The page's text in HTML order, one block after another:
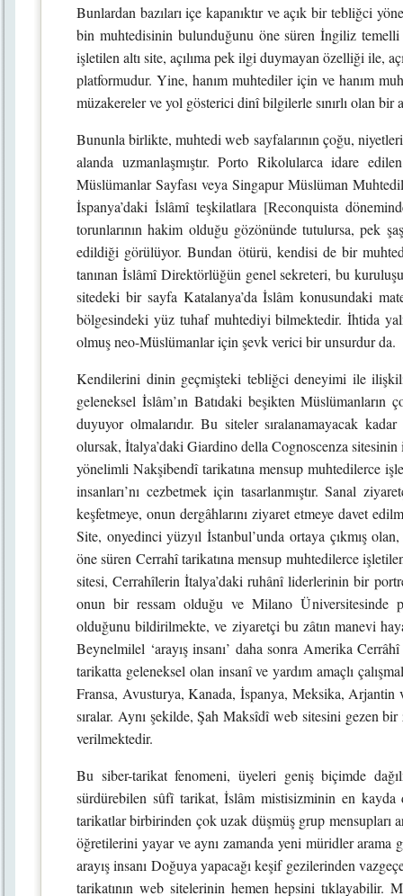
Bunlardan bazıları içe kapanıktır ve açık bir tebliğci
bin muhtedisinin bulunduğunu öne süren İngiliz
işletilen altı site, açılıma pek ilgi duymayan özelliği ile,
platformudur. Yine, hanım muhtediler için ve hanım
müzakereler ve yol gösterici dinî bilgilerle sınırlı olan bir
Bununla birlikte, muhtedi web sayfalarının çoğu,
alanda uzmanlaşmıştır. Porto Rikolularca idare
Müslümanlar Sayfası veya Singapur Müslüman
İspanya’daki İslâmî teşkilatlara [Reconquista
torunlarının hakim olduğu gözönünde tutulursa, pek
edildiği görülüyor. Bundan ötürü, kendisi de bir
tanınan İslâmî Direktörlüğün genel sekreteri, bu
sitedeki bir sayfa Katalanya’da İslâm konusundaki
bölgesindeki yüz tuhaf muhtediyi bilmektedir. İhtida
olmuş neo-Müslümanlar için şevk verici bir unsurdur da.
Kendilerini dinin geçmişteki tebliğci deneyimi ile
geleneksel İslâm’ın Batıdaki beşikten
duyuyor olmalarıdır. Bu siteler sıralanamayacak
olursak, İtalya’daki Giardino della Cognoscenza
yönelimli Nakşibendî tarikatına mensup muhtedilerce
insanları’nı cezbetmek için tasarlanmıştır. Sanal
keşfetmeye, onun dergâhlarını ziyaret etmeye davet
Site, onyedinci yüzyıl İstanbul’unda ortaya çıkmış
öne süren Cerrahî tarikatına mensup muhtedilerce
sitesi, Cerrahîlerin İtalya’daki ruhânî liderlerinin bir
onun bir ressam olduğu ve Milano Üniversitesinde
olduğunu bildirilmekte, ve ziyaretçi bu zâtın manevi
Beynelmilel ‘arayış insanı’ daha sonra Amerika
tarikatta geleneksel olan insanî ve yardım amaçlı
Fransa, Avusturya, Kanada, İspanya, Meksika, Arjantin
sıralar. Aynı şekilde, Şah Maksîdî web sitesini gezen
verilmektedir.
Bu siber-tarikat fenomeni, üyeleri geniş biçimde
sürdürebilen sûfî tarikat, İslâm mistisizminin en
tarikatlar birbirinden çok uzak düşmüş grup mensupları
öğretilerini yayar ve aynı zamanda yeni müridler
arayış insanı Doğuya yapacağı keşif gezilerinden
tarikatının web sitelerinin hemen hepsini tıklayabilir.